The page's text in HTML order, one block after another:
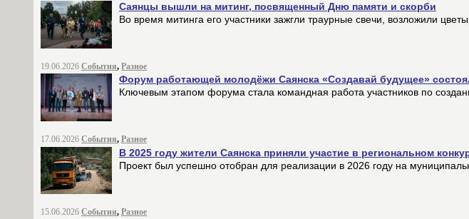
Саянцы вышли на митинг, посвященный Дню памяти и скорби
Во время митинга его участники зажгли траурные свечи, возложили
19.06.2026 События, Разное
Форум работающей молодёжи Саянска «Создавай будущее»
Ключевым этапом форума стала командная работа участников по
17.06.2026 События, Разное
В 2025 году жители Саянска приняли участие в региональном
Проект был успешно отобран для реализации в 2026 году на
15.06.2026 События, Разное